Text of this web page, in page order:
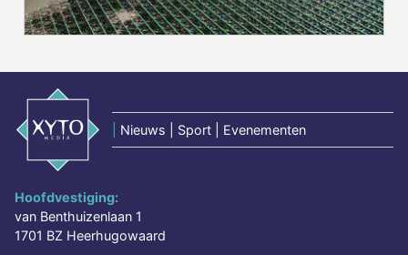
Nieuws | Sport | Evenementen
Hoofdvestiging:
van Benthuizenlaan 1
1701 BZ Heerhugowaard